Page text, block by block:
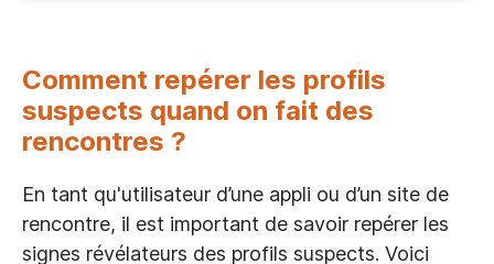
Comment repérer les profils
suspects quand on fait des
rencontres ?
En tant qu'utilisateur d’une appli ou d’un site de
rencontre, il est important de savoir repérer les
signes révélateurs des profils suspects. Voici